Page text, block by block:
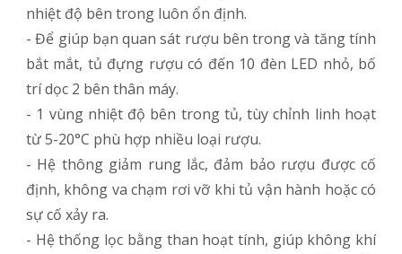
nhiệt độ bên trong luôn ổn định.
- Để giúp bạn quan sát rượu bên trong và tăng tính
bắt mắt, tủ đựng rượu có đến 10 đèn LED nhỏ, bố
trí dọc 2 bên thân máy.
- 1 vùng nhiệt độ bên trong tủ, tùy chỉnh linh hoạt
từ 5-20°C phù hợp nhiều loại rượu.
- Hệ thông giảm rung lắc, đảm bảo rượu được cố
định, không va chạm rơi vỡ khi tủ vận hành hoặc có
sự cố xảy ra.
- Hệ thống lọc bằng than hoạt tính, giúp không khí